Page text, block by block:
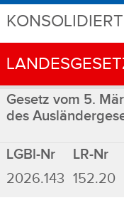
Gesetz vom 5.
des
LGBl-Nr
LR-Nr
2026.143 152.20